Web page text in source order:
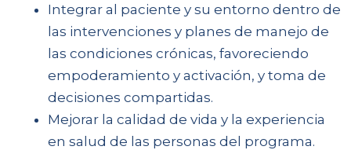
Integrar al paciente y su entorno dentro de
las intervenciones y planes de manejo de
las condiciones crónicas, favoreciendo
empoderamiento y activación, y toma de
decisiones compartidas.
Mejorar la calidad de vida y la experiencia
en salud de las personas del programa.